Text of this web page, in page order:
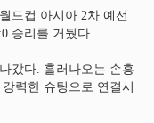
드컵 아시아 2차 예선
승리를 거뒀다.
갔다. 흘러나오는 손흥
력한 슈팅으로 연결시